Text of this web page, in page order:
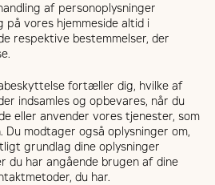
af personoplysninger
på vores hjemmeside altid i
respektive bestemmelser, der
fortæller dig, hvilke af
indsamles og opbevares, når du
eller anvender vores tjenester, som
Du modtager også oplysninger om,
grundlag dine oplysninger
du har angående brugen af dine
du har.